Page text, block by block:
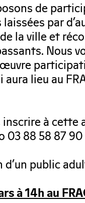
de
par
la ville et
Nous
lieu au
à cette
03 88 58 87 90
public
à 14h au